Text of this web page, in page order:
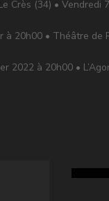
Crès (34) • Vendredi
à 20h00 • Théâtre de
2022 à 20h00 •